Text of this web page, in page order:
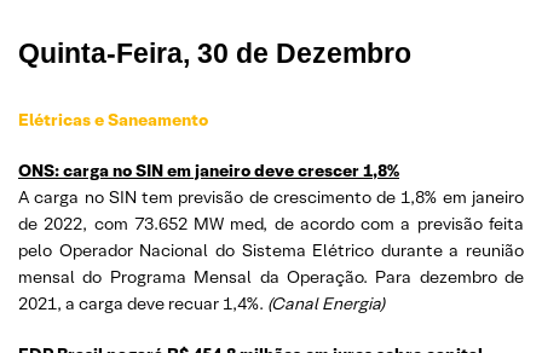
Quinta-Feira, 30 de Dezembro
Elétricas e Saneamento
ONS: carga no SIN em janeiro deve crescer 1,8%
A carga no SIN tem previsão de crescimento de 1,8% em janeiro
de 2022, com 73.652 MW med, de acordo com a previsão feita
pelo Operador Nacional do Sistema Elétrico durante a reunião
mensal do Programa Mensal da Operação. Para dezembro de
2021, a carga deve recuar 1,4%. (Canal Energia)